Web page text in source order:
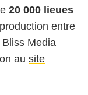
20 000 lieues
entre
Media
au site